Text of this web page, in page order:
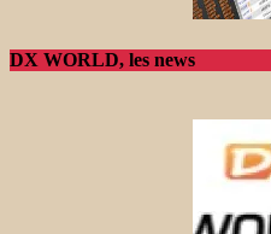
DX WORLD, les news